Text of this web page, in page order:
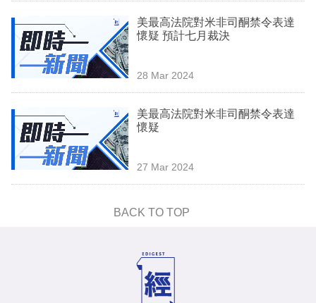
時
事
訂
閱
美最高法院對米非司酮禁令表達
懷疑 預計七月裁決
28 Mar 2024
美最高法院對米非司酮禁令表達
懷疑
27 Mar 2024
BACK TO TOP